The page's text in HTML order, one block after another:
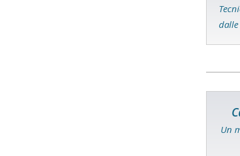
dalle
Un